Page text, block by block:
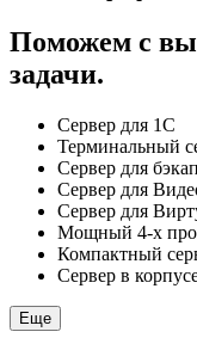
Поможем с
задачи.
Сервер для 1С
Терминальный
Сервер для
Сервер для
Сервер для
Мощный 4-х
Компактный
Сервер в
Еще